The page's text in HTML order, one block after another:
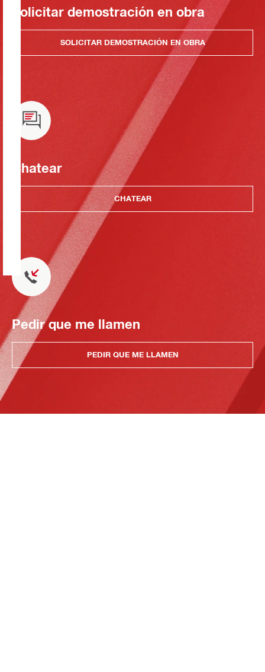
Solicitar demostración en obra
SOLICITAR DEMOSTRACIÓN EN OBRA
Chatear
CHATEAR
Pedir que me llamen
PEDIR QUE ME LLAMEN